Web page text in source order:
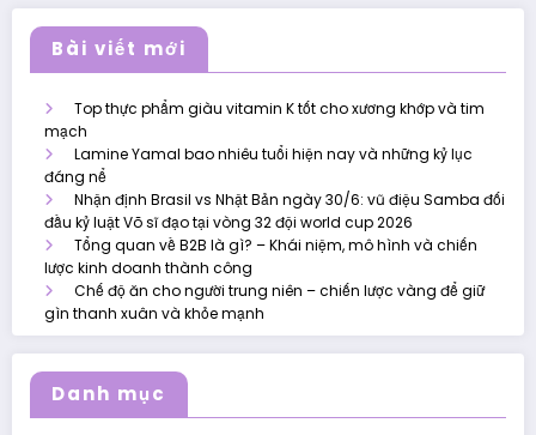
Bài viết mới
Top thực phẩm giàu vitamin K tốt cho xương khớp và tim
mạch
Lamine Yamal bao nhiêu tuổi hiện nay và những kỷ lục
đáng nể
Nhận định Brasil vs Nhật Bản ngày 30/6: vũ điệu Samba đối
đầu kỷ luật Võ sĩ đạo tại vòng 32 đội world cup 2026
Tổng quan về B2B là gì? – Khái niệm, mô hình và chiến
lược kinh doanh thành công
Chế độ ăn cho người trung niên – chiến lược vàng để giữ
gìn thanh xuân và khỏe mạnh
Danh mục